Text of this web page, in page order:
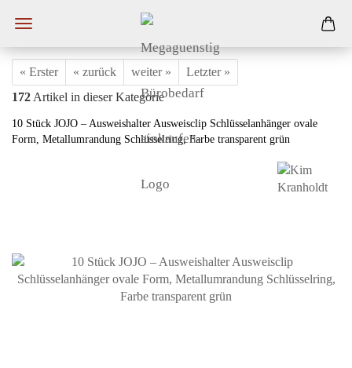
« Erster « zurück weiter »
Letzter »
172 Artikel in dieser Kategorie
10 Stück JOJO – Ausweishalter Ausweisclip Schlüsselanhänger ovale
Form, Metallumrandung Schlüsselring, Farbe transparent grün